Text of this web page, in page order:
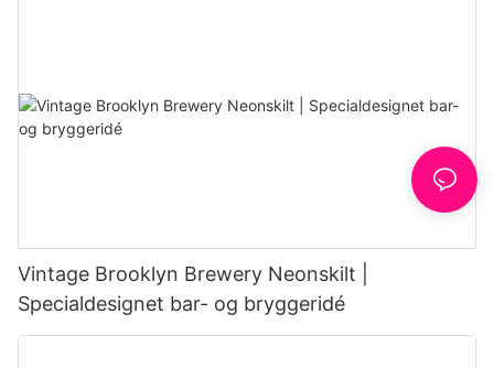
Vintage Brooklyn Brewery Neonskilt |
Specialdesignet bar- og bryggeridé